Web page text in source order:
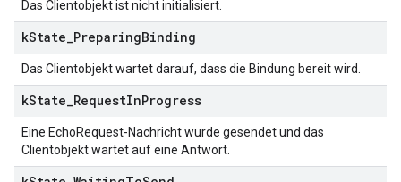
Das Clientobjekt ist nicht initialisiert.
kState PreparingBinding
Das Clientobjekt wartet darauf, dass die Bindung bereit wird.
kState RequestInProgress
Eine EchoRequest-Nachricht wurde gesendet und das
Clientobjekt wartet auf eine Antwort.